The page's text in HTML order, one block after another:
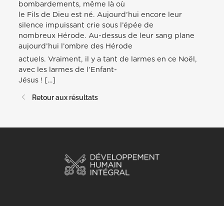
bombardements, même là où
le Fils de Dieu est né. Aujourd’hui encore leur
silence impuissant crie sous l’épée de
nombreux Hérode. Au-dessus de leur sang plane
aujourd’hui l’ombre des Hérode
actuels. Vraiment, il y a tant de larmes en ce Noël,
avec les larmes de l’Enfant-
Jésus ! […]
Retour aux résultats